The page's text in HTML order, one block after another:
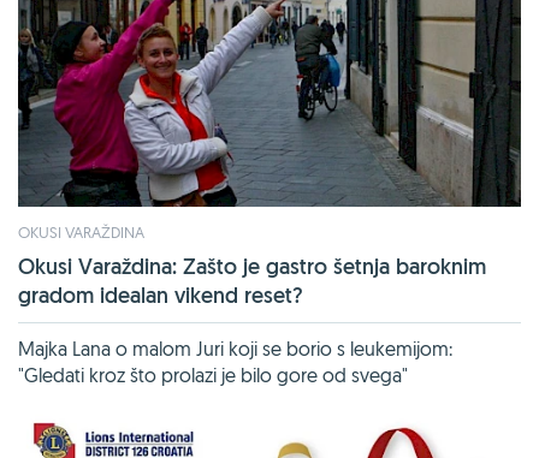
OKUSI VARAŽDINA
Okusi Varaždina: Zašto je gastro šetnja baroknim
gradom idealan vikend reset?
Majka Lana o malom Juri koji se borio s leukemijom:
"Gledati kroz što prolazi je bilo gore od svega"